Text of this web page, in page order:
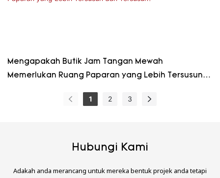
Mengapakah Butik Jam Tangan Mewah
Memerlukan Ruang Paparan yang Lebih Tersusun
1 2 3
Hubungi Kami
Adakah anda merancang untuk mereka bentuk projek anda tetapi